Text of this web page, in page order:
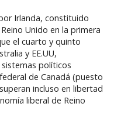
Irlanda, constituido
Unido en la primera
el cuarto y quinto
y EE.UU,
políticos
de Canadá (puesto
incluso en libertad
liberal de Reino